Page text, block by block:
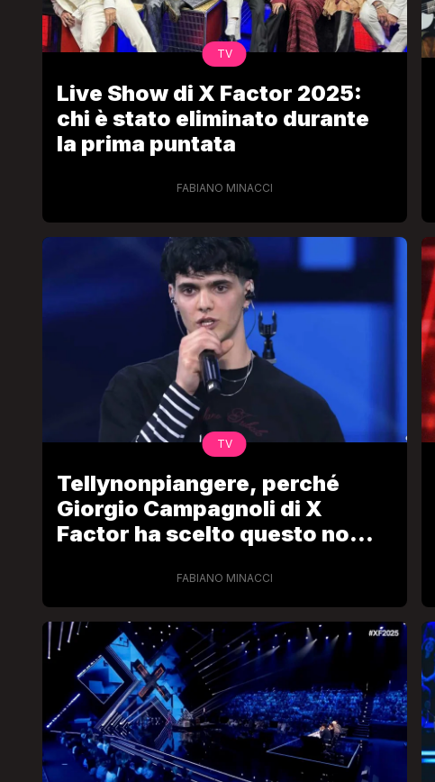
TV
Live Show di X Factor 2025:
chi è stato eliminato durante
la prima puntata
FABIANO MINACCI
TV
Tellynonpiangere, perché
Giorgio Campagnoli di X
Factor ha scelto questo nome
FABIANO MINACCI
FABIANO MINACCI